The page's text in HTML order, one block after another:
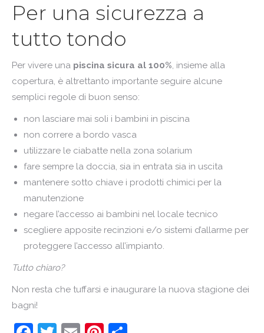
Per una sicurezza a
tutto tondo
Per vivere una piscina sicura al 100%, insieme alla
copertura, è altrettanto importante seguire alcune
semplici regole di buon senso:
non lasciare mai soli i bambini in piscina
non correre a bordo vasca
utilizzare le ciabatte nella zona solarium
fare sempre la doccia, sia in entrata sia in uscita
mantenere sotto chiave i prodotti chimici per la
manutenzione
negare l’accesso ai bambini nel locale tecnico
scegliere apposite recinzioni e/o sistemi d’allarme per
proteggere l’accesso all’impianto.
Tutto chiaro?
Non resta che tuffarsi e inaugurare la nuova stagione dei
bagni!